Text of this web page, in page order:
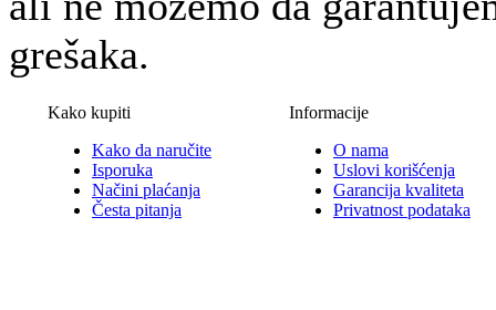
grešaka.
Kako kupiti
Kako da naručite
Isporuka
Načini plaćanja
Česta pitanja
Informacije
O nama
Uslovi korišćenja
Garancija kvaliteta
Privatnost podataka